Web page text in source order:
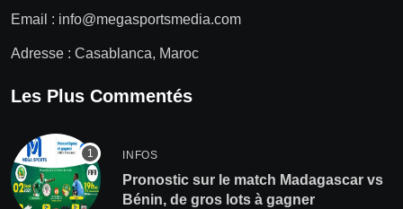
Email : info@megasportsmedia.com
Adresse : Casablanca, Maroc
Les Plus Commentés
INFOS
Pronostic sur le match Madagascar vs
Bénin, de gros lots à gagner